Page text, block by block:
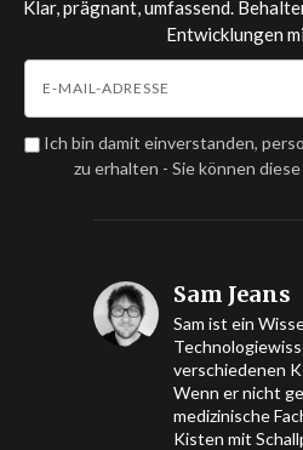
Klar, prägnant, umfassend.
Entwicklungen
Ich bin damit einverstanden,
zu erhalten - Sie können
Sam Jeans
Sam ist ein
verschiedenen
Wenn er nicht
medizinische
Kisten mit